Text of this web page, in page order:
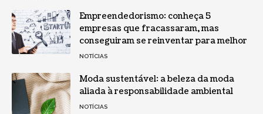
Empreendedorismo: conheça 5
empresas que fracassaram, mas
conseguiram se reinventar para melhor
NOTÍCIAS
Moda sustentável: a beleza da moda
aliada à responsabilidade ambiental
NOTÍCIAS